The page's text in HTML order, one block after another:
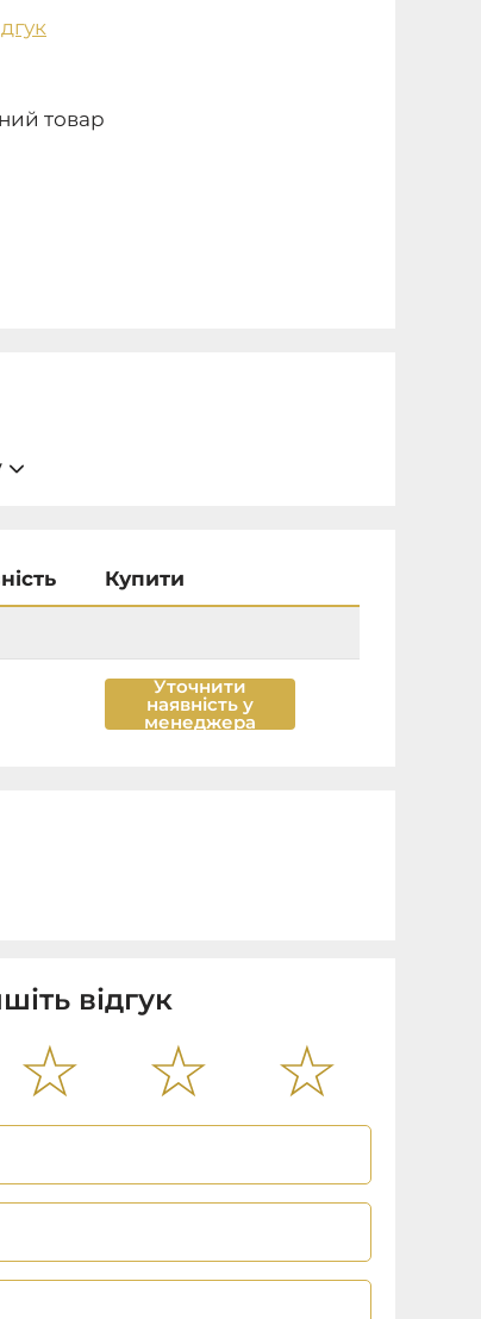
товар
Купити
Уточнити
наявність у
менеджера
відгук